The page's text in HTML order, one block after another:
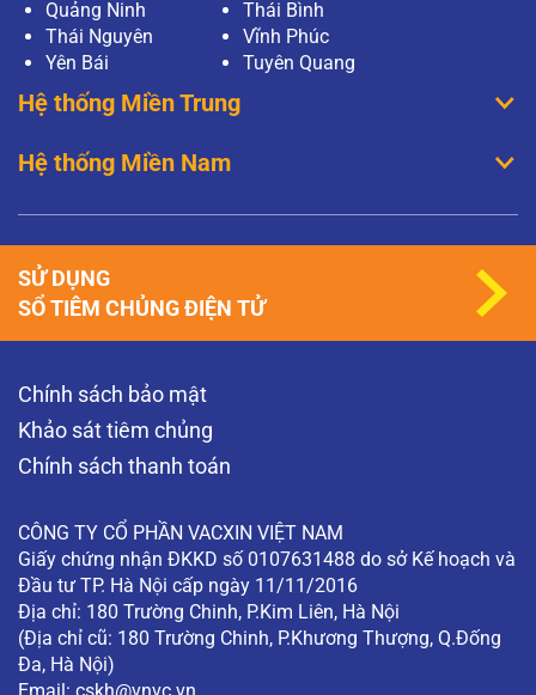
Quảng Ninh
Thái Bình
Thái Nguyên
Vĩnh Phúc
Yên Bái
Tuyên Quang
Hệ thống Miền Trung
Hệ thống Miền Nam
Chính sách bảo mật
Khảo sát tiêm chủng
Chính sách thanh toán
CÔNG TY CỔ PHẦN VACXIN VIỆT NAM
Giấy chứng nhận ĐKKD số 0107631488 do sở Kế hoạch và
Đầu tư TP. Hà Nội cấp ngày 11/11/2016
Địa chỉ: 180 Trường Chinh, P.Kim Liên, Hà Nội
(Địa chỉ cũ: 180 Trường Chinh, P.Khương Thượng, Q.Đống
Đa, Hà Nội)
SỬ DỤNG
SỔ TIÊM CHỦNG ĐIỆN TỬ